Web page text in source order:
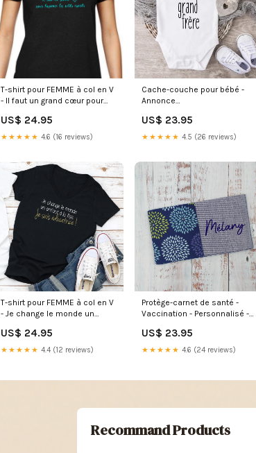
T-shirt pour FEMME à col en V
- Il faut un grand cœur pour
Grandeurs:XS
US$ 24.95
★★★★★ 4.6 (16 reviews)
Cache-couche pour bébé -
Annonce
grand frère (Modèle 6) Café
US$ 23.95
★★★★★ 4.5 (26 reviews)
T-shirt pour FEMME à col en V
- Je change le monde un
ÉDUCATRICE ! Grandeurs:2XL
US$ 24.95
★★★★★ 4.4 (12 reviews)
Protège-carnet de santé -
Vaccination - Personnalisé -
ciel (DENIM #3) motifs
US$ 23.95
★★★★★ 4.6 (24 reviews)
Recommand Products